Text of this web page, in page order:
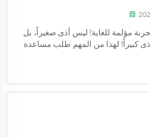
مؤلمة للغاية! ليس أذى صغيراً، بل
كبيراً! لهذا من المهم طلب مساعدة
وقت ممكن، خاصة إذا كان الشخص قد
واحد في نفس الوقت. لقد طوّرت